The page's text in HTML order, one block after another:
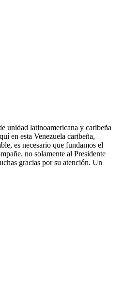
unidad latinoamericana y caribeña
en esta Venezuela caribeña,
es necesario que fundamos el
no solamente al Presidente
gracias por su atención. Un